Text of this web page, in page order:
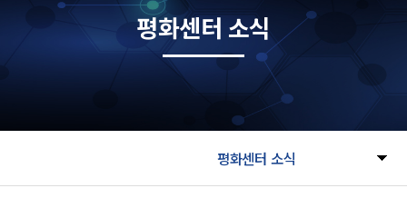
평화센터 소식
평화센터 소식